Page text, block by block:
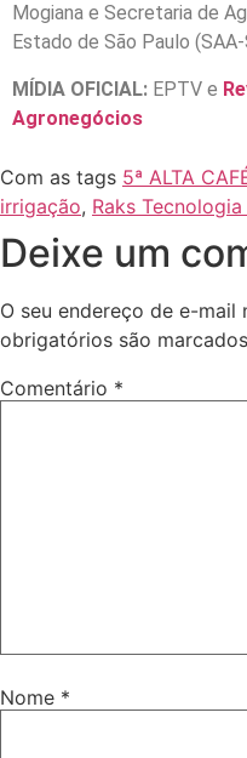
Mogiana e Secretaria de
Estado de São Paulo
MÍDIA OFICIAL: EPTV e
Agronegócios
Com as tags 5ª ALTA
irrigação, Raks
Deixe um
O seu endereço de e-mail
obrigatórios são
Comentário *
Nome *